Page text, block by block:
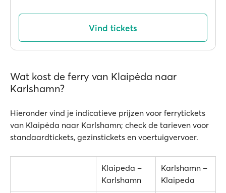
Vind tickets
Wat kost de ferry van Klaipėda naar
Karlshamn?
Hieronder vind je indicatieve prijzen voor ferrytickets
van Klaipėda naar Karlshamn; check de tarieven voor
standaardtickets, gezinstickets en voertuigvervoer.
Klaipeda –
Karlshamn
Karlshamn –
Klaipeda